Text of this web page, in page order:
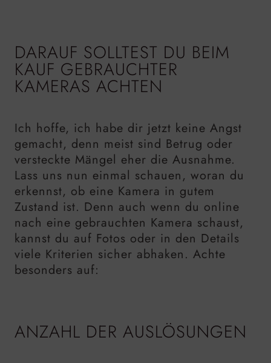
DARAUF SOLLTEST DU BEIM
KAUF GEBRAUCHTER
KAMERAS ACHTEN
Ich hoffe, ich habe dir jetzt keine Angst
gemacht, denn meist sind Betrug oder
versteckte Mängel eher die Ausnahme.
Lass uns nun einmal schauen, woran du
erkennst, ob eine Kamera in gutem
Zustand ist. Denn auch wenn du online
nach eine gebrauchten Kamera schaust,
kannst du auf Fotos oder in den Details
viele Kriterien sicher abhaken. Achte
besonders auf:
ANZAHL DER AUSLÖSUNGEN